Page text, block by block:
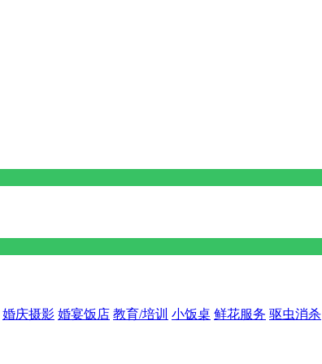
婚庆摄影 婚宴饭店 教育/培训 小饭桌 鲜花服务 驱虫消杀